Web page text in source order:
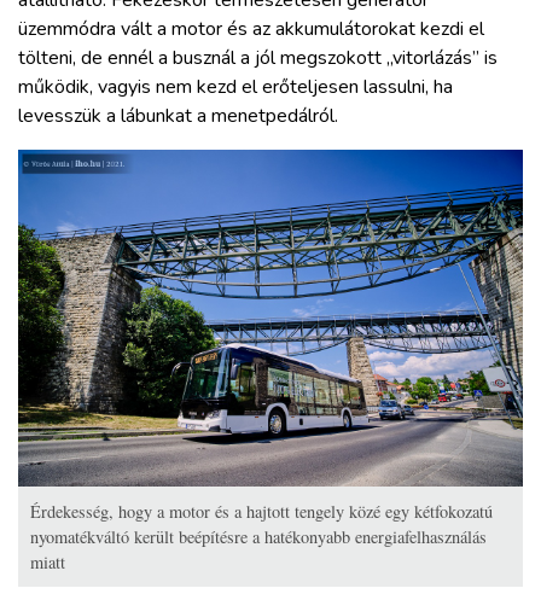
üzemmódra vált a motor és az akkumulátorokat kezdi el
tölteni, de ennél a busznál a jól megszokott „vitorlázás” is
működik, vagyis nem kezd el erőteljesen lassulni, ha
levesszük a lábunkat a menetpedálról.
Érdekesség, hogy a motor és a hajtott tengely közé egy kétfokozatú
nyomatékváltó került beépítésre a hatékonyabb energiafelhasználás
miatt